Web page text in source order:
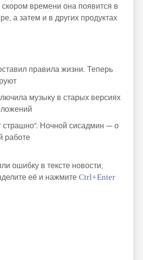
времени она появится в
а затем и в других продуктах
правила жизни. Теперь
музыку в старых версиях
страшно". Ночной сисадмин — о
работе
ошибку в тексте новости,
её и нажмите Ctrl+Enter